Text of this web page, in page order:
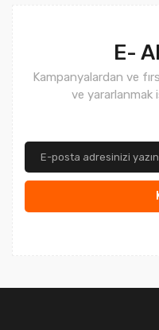
E-
Kampanyalardan ve
ve yararlanmak